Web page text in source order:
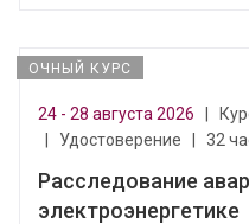
ОЧНЫЙ КУРС
24 - 28 августа 2026
Удостоверение 32
Расследование
электроэнергетике